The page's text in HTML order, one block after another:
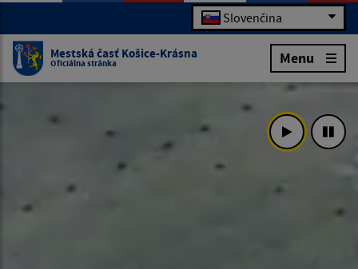
Slovenčina
Mestská časť Košice-Krásna
Oficiálna stránka Menu